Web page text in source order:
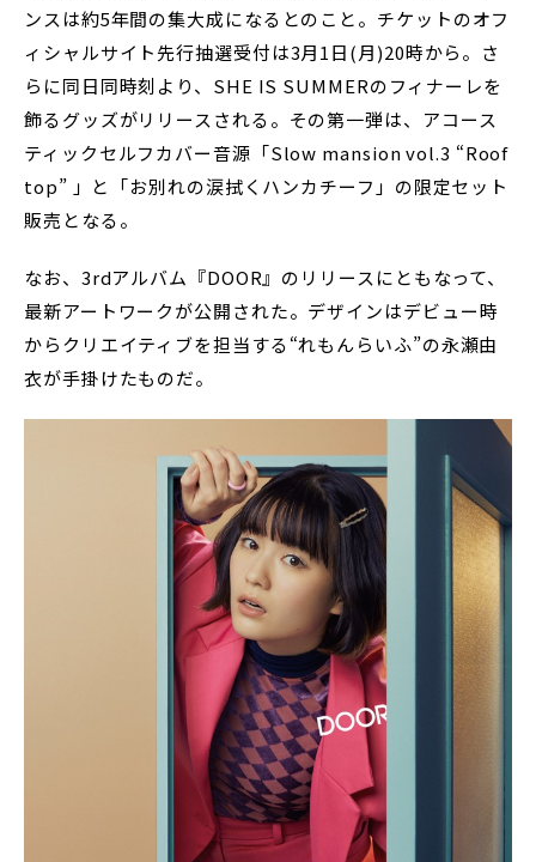
ンスは約5年間の集大成になるとのこと。チケットのオフ
ィシャルサイト先行抽選受付は3月1日(月)20時から。さ
らに同日同時刻より、SHE IS SUMMERのフィナーレを
飾るグッズがリリースされる。その第一弾は、アコース
ティックセルフカバー音源「Slow mansion vol.3 “Roof
top” 」と「お別れの涙拭くハンカチーフ」の限定セット
販売となる。
なお、3rdアルバム『DOOR』のリリースにともなって、
最新アートワークが公開された。デザインはデビュー時
からクリエイティブを担当する“れもんらいふ”の永瀬由
衣が手掛けたものだ。